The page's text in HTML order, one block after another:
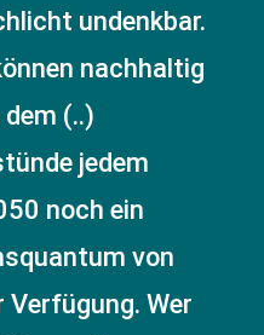
undenkbar.
nachhaltig
(..)
jedem
noch ein
von
Verfügung. Wer